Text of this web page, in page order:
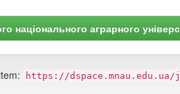
національного аграрного
https://dspace.mnau.edu.ua/